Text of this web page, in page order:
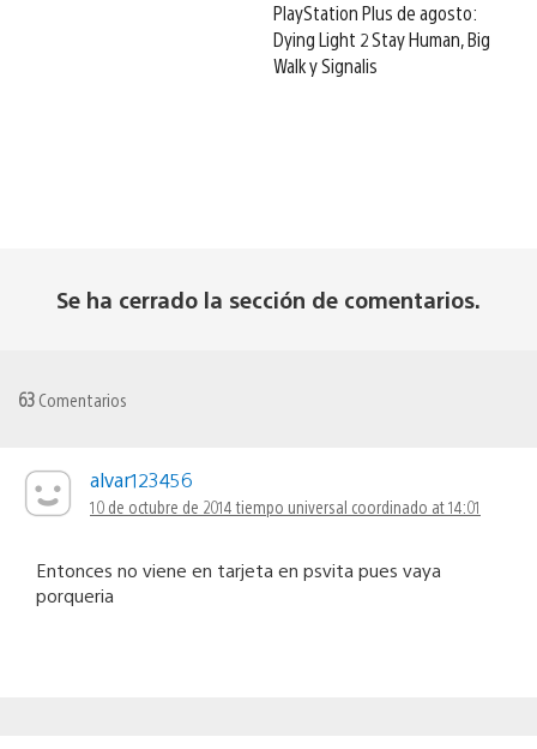
PlayStation Plus de agosto:
Dying Light 2 Stay Human, Big
Walk y Signalis
Se ha cerrado la sección de comentarios.
63 Comentarios
alvar123456
10 de octubre de 2014 tiempo universal coordinado at 14:01
Entonces no viene en tarjeta en psvita pues vaya
porqueria